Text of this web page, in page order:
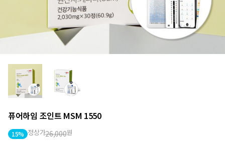
퓨어하임 조인트 MSM 1550
15% 정상가26,000원